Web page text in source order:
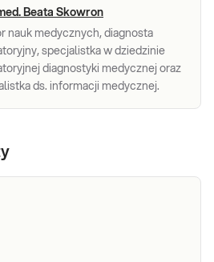
Beata Skowron
nauk medycznych, diagnosta
specjalistka w dziedzinie
diagnostyki medycznej oraz
ds. informacji medycznej.